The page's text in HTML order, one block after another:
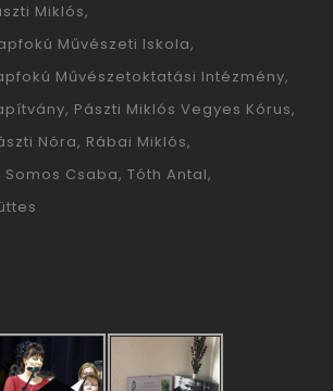
Miklós
Művészeti Iskola
Művészetoktatási Intézmény
Pászti Miklós Vegyes Kórus
Nóra Rábai Miklós
Somos Csaba Tóth Antal